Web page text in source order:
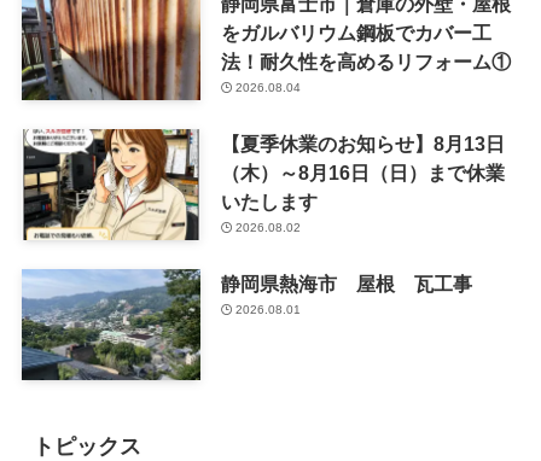
をガルバリウム鋼板でカバー工
法！耐久性を高めるリフォーム①
2026.08.04
【夏季休業のお知らせ】8月13日
（木）～8月16日（日）まで休業
いたします
2026.08.02
静岡県熱海市 屋根 瓦工事
2026.08.01
トピックス